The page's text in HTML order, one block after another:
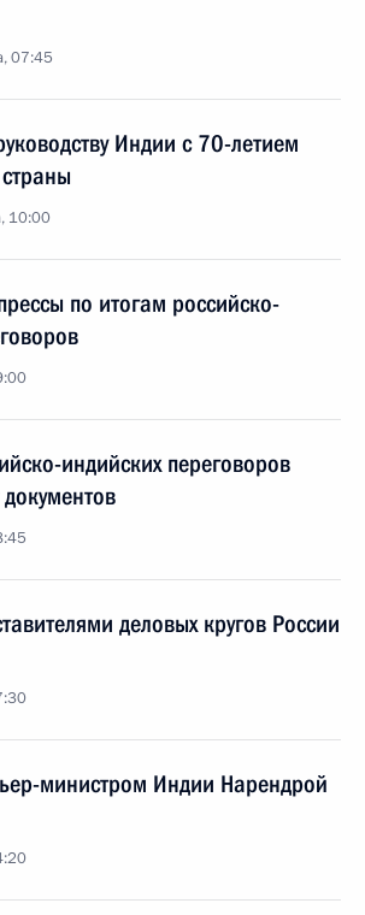
07:45
Индии с 70-летием
10:00
по итогам российско-
индийских переговоров
деловых кругов России
министром Индии Нарендрой